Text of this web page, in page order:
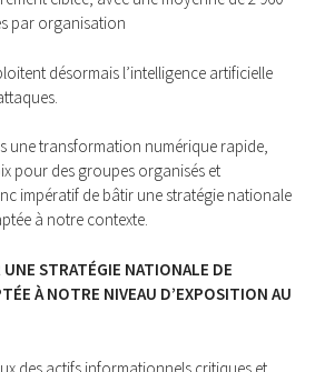
par organisation
désormais l’intelligence artificielle
une transformation numérique rapide,
pour des groupes organisés et
impératif de bâtir une stratégie nationale
à notre contexte.
STRATÉGIE NATIONALE DE
À NOTRE NIVEAU D’EXPOSITION AU